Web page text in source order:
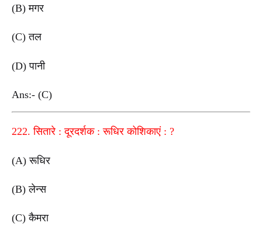
(B) मगर
(C) तल
(D) पानी
Ans:- (C)
222. सितारे : दूरदर्शक : रूधिर कोशिकाएं : ?
(A) रूधिर
(B) लेन्स
(C) कैमरा